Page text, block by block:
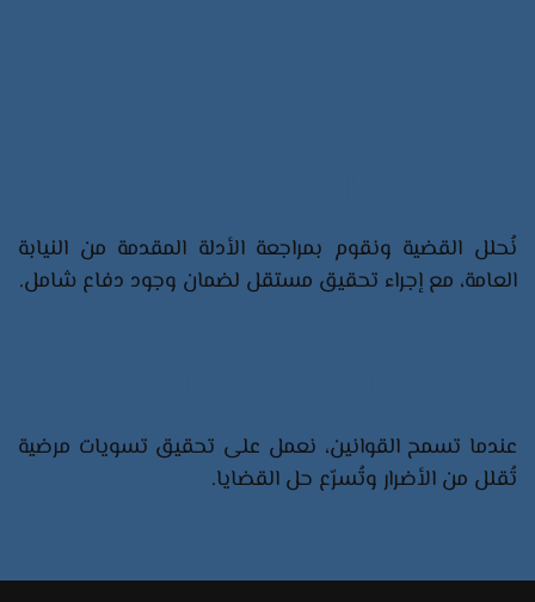
نُحلل القضية ونقوم بمراجعة الأدلة المقدمة من النيابة
العامة، مع إجراء تحقيق مستقل لضمان وجود دفاع شامل.
عندما تسمح القوانين، نعمل على تحقيق تسويات مرضية
تُقلل من الأضرار وتُسرّع حل القضايا.